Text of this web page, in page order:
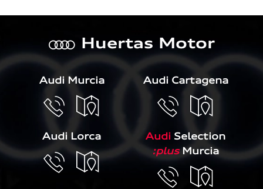
a Huertas Motor
Audi Murcia Audi Cartagena
Audi Lorca Audi Selection
:plusMurcia